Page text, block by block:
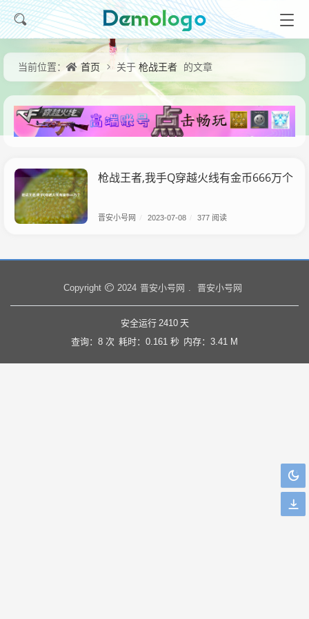
当前位置： 首页 关于 枪战王者 的文章
枪战王者,我手Q穿越火线有金币666万个
晋安小号网 2023-07-08 377 阅读
Copyright 2024 晋安小号网 晋安小号网
安全运行 2410 天
查询：8 次 耗时：0.161 秒 内存：3.41 M